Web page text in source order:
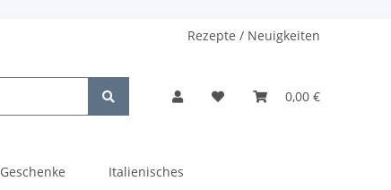
Rezepte / Neuigkeiten
0,00 €
Geschenke Italienisches